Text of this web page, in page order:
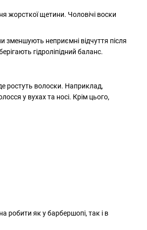
жорсткої щетини. Чоловічі воски
зменшують неприємні відчуття після
гідроліпідний баланс.
ростуть волоски. Наприклад,
у вухах та носі. Крім цього,
робити як у барбершопі, так і в